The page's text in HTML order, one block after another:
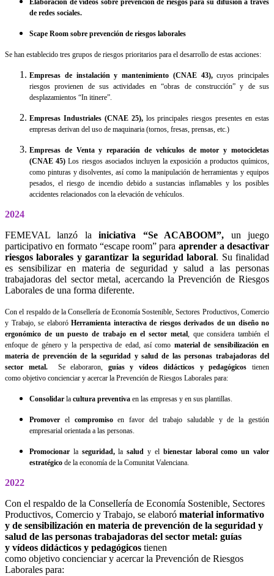
Elaboración de videos sobre prevención de riesgos para su difusión a través
de redes sociales.
Scape Room sobre prevención de riesgos laborales
Se han establecido tres grupos de riesgos prioritarios para el desarrollo de estas acciones:
Empresas de instalación y mantenimiento (CNAE 43),cuyos principales
riesgos provienen de sus actividades en “obras de construcción” y de sus
desplazamientos “In itinere”.
Empresas Industriales (CNAE 25), los principales riesgos presentes en estas
empresas derivan del uso de maquinaria (tornos, fresas, prensas, etc.)
Empresas de Venta y reparación de vehículos de motor y motocicletas
(CNAE 45)Los riesgos asociados incluyen la exposición a productos químicos,
como pinturas y disolventes, así como la manipulación de herramientas y equipos
pesados, el riesgo de incendio debido a sustancias inflamables y los posibles
accidentes relacionados con la elevación de vehículos.
2024
FEMEVAL lanzó lainiciativa “Se ACABOOM”, un juego
participativo en formato “escape room” para aprender a desactivar
riesgos laborales y garantizar la seguridad laboral. Su finalidad
es sensibilizar en materia de seguridad y salud a las personas
trabajadoras del sector metal, acercando la Prevención de Riesgos
Laborales de una forma diferente.
Con el respaldo de la Consellería de Economía Sostenible, Sectores Productivos, Comercio
y Trabajo, se elaboró Herramienta interactiva de riesgos derivados de un diseño no
ergonómico de un puesto de trabajo en el sector metal, que considera también el
enfoque de género y la perspectiva de edad, así como material de sensibilización en
materia de prevención de la seguridad y salud de las personas trabajadoras del
sector metal. Se elaboraron, guías y vídeos didácticos y pedagógicostienen
como objetivo concienciar y acercar la Prevención de Riesgos Laborales para:
Consolidar la cultura preventiva en las empresas y en sus plantillas.
Promover elcompromisoen favor del trabajo saludable y de la gestión
empresarial orientada a las personas.
Promocionar laseguridad,la saludy elbienestar laboral como un valor
estratégico de la economía de la Comunitat Valenciana.
2022
Con el respaldo de la Consellería de Economía Sostenible, Sectores
Productivos, Comercio y Trabajo, se elaboró material informativo
y de sensibilización en materia de prevención de la seguridad y
salud de las personas trabajadoras del sector metal: guías
y vídeos didácticos y pedagógicos tienen
como objetivo concienciar y acercar la Prevención de Riesgos
Laborales para: